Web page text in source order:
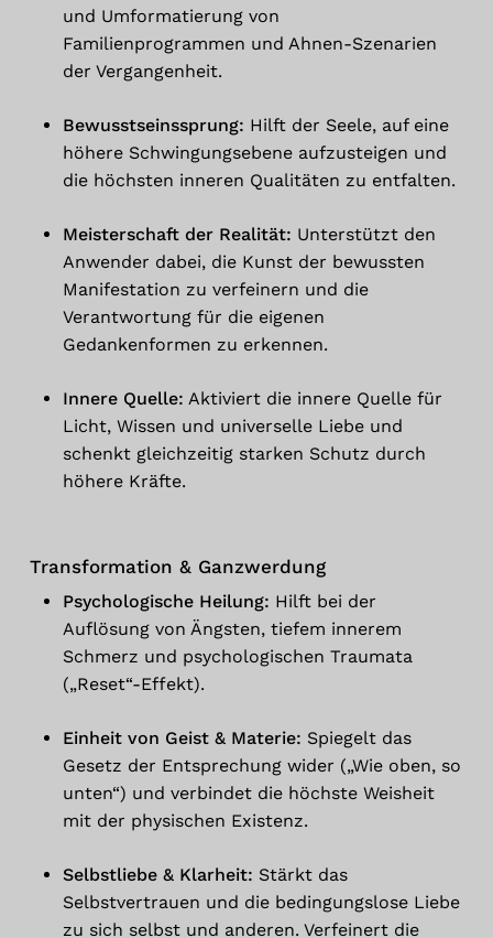
und Umformatierung von
Familienprogrammen und Ahnen-Szenarien
der Vergangenheit.
Bewusstseinssprung: Hilft der Seele, auf eine
höhere Schwingungsebene aufzusteigen und
die höchsten inneren Qualitäten zu entfalten.
Meisterschaft der Realität: Unterstützt den
Anwender dabei, die Kunst der bewussten
Manifestation zu verfeinern und die
Verantwortung für die eigenen
Gedankenformen zu erkennen.
Innere Quelle: Aktiviert die innere Quelle für
Licht, Wissen und universelle Liebe und
schenkt gleichzeitig starken Schutz durch
höhere Kräfte.
Transformation & Ganzwerdung
Psychologische Heilung: Hilft bei der
Auflösung von Ängsten, tiefem innerem
Schmerz und psychologischen Traumata
(„Reset“-Effekt).
Einheit von Geist & Materie: Spiegelt das
Gesetz der Entsprechung wider („Wie oben, so
unten“) und verbindet die höchste Weisheit
mit der physischen Existenz.
Selbstliebe & Klarheit: Stärkt das
Selbstvertrauen und die bedingungslose Liebe
zu sich selbst und anderen. Verfeinert die